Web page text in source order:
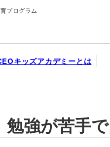
プログラム
キッズアカデミーとは
強が苦手で